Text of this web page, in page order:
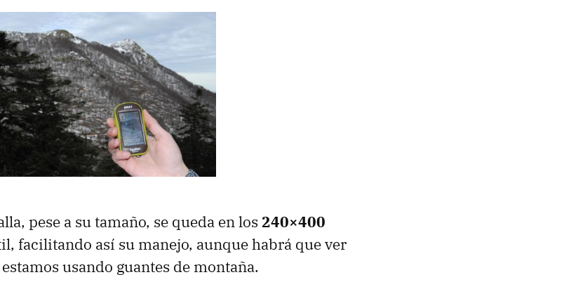
pese a su tamaño, se queda en los 240×400
facilitando así su manejo, aunque habrá que ver
usando guantes de montaña.